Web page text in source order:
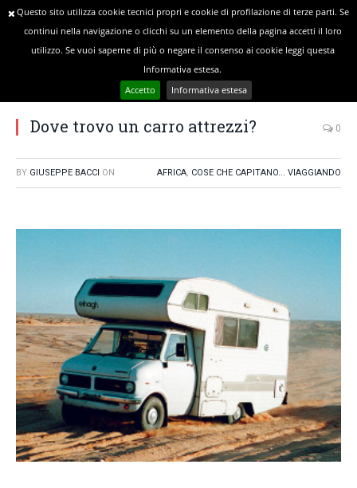
Africa » Dove trovo un carro attrezzi?
Dove trovo un carro attrezzi? 0
BY GIUSEPPE BACCI ON AFRICA, COSE CHE CAPITANO... VIAGGIANDO
Questo sito utilizza cookie tecnici propri e cookie di profilazione di terze parti. Se
continui nella navigazione o clicchi su un elemento della pagina accetti il loro
utilizzo. Se vuoi saperne di più o negare il consenso ai cookie leggi questa
Informativa estesa.
Accetto
Informativa estesa